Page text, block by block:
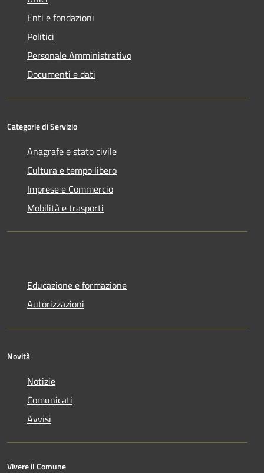
Enti e fondazioni
Politici
Personale Amministrativo
Documenti e dati
Categorie di Servizio
Anagrafe e stato civile
Cultura e tempo libero
Imprese e Commercio
Mobilità e trasporti
Educazione e formazione
Autorizzazioni
Novità
Notizie
Comunicati
Avvisi
Vivere il Comune